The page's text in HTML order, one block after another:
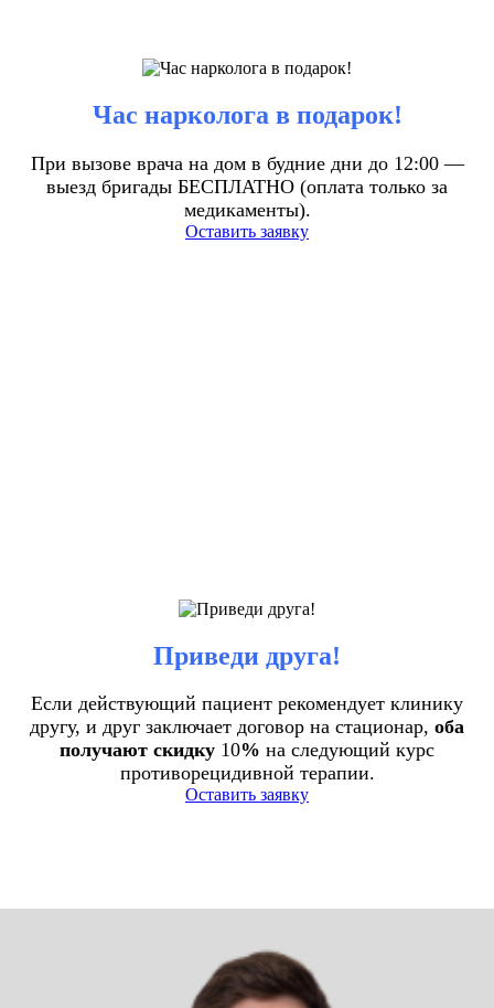
Час нарколога в подарок!
При вызове врача на дом в будние дни до 12:00 —
выезд бригады БЕСПЛАТНО (оплата только за
медикаменты).
Оставить заявку
Приведи друга!
Если действующий пациент рекомендует клинику
другу, и друг заключает договор на стационар, оба
получают скидку 10% на следующий курс
противорецидивной терапии.
Оставить заявку